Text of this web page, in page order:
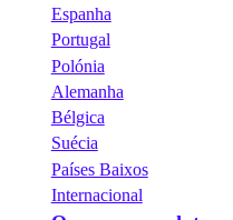
Espanha
Portugal
Polónia
Alemanha
Bélgica
Suécia
Países Baixos
Internacional